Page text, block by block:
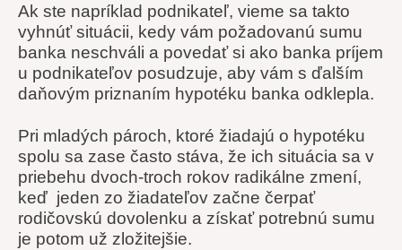
Ak ste napríklad podnikateľ, vieme sa takto
vyhnúť situácii, kedy vám požadovanú sumu
banka neschváli a povedať si ako banka príjem
u podnikateľov posudzuje, aby vám s ďalším
daňovým priznaním hypotéku banka odklepla.
Pri mladých pároch, ktoré žiadajú o hypotéku
spolu sa zase často stáva, že ich situácia sa v
priebehu dvoch-troch rokov radikálne zmení,
keď jeden zo žiadateľov začne čerpať
rodičovskú dovolenku a získať potrebnú sumu
je potom už zložitejšie.